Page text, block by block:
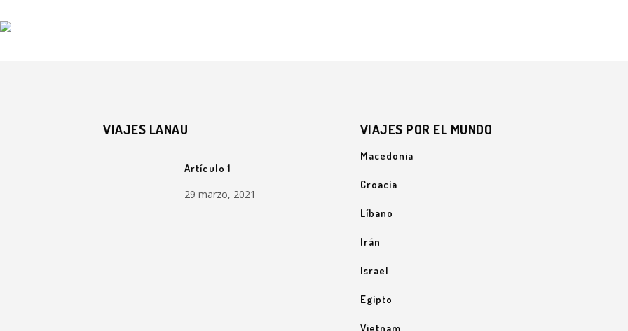
VIAJES LANAU
Artículo 1
29 marzo, 2021
VIAJES POR EL MUNDO
Macedonia
Croacia
Líbano
Irán
Israel
Egipto
Vietnam